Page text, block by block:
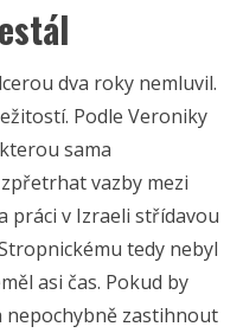
dva roky nemluvil.
Podle Veroniky
sama
vazby mezi
práci v Izraeli střídavou
tedy nebyl
asi čas. Pokud by
nepochybně zastihnout